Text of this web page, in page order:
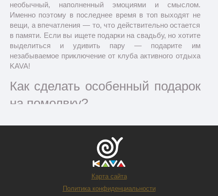
необычный, наполненный эмоциями и смыслом.
Именно поэтому в последнее время в топ выходят не
вещи, а впечатления — то, что действительно остается
в памяти. Если вы ищете подарки на свадьбу, но хотите
выделиться и удивить пару — подарите им
незабываемое приключение от клуба активного отдыха
KAVA!
Как сделать особенный подарок
на помолвку?
Отличная идея — подарочный сертификат на яркое
совместное приключение или уютное свидание. У нас в
KAVA вы можете выбрать активность на любой вкус —
от релакса до адреналина.
Вот какие подарочные опции вы можете заказать у нас:
Карта сайта
Политика конфиденциальности